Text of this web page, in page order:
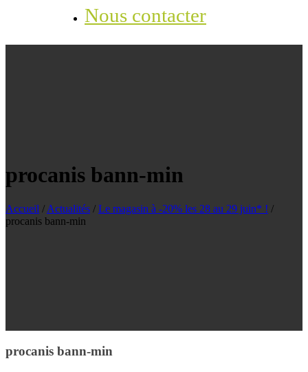
Nous contacter
procanis bann-min
Accueil / Actualités / Le magasin à -20% les 28 au 29 juin* ! /
procanis bann-min
procanis bann-min